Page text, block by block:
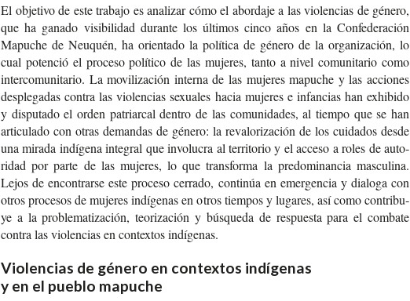
El obje­ti­vo de este tra­ba­jo es ana­li­zar cómo el abor­da­je a las vio­len­cias de géne­ro,
que ha gana­do visi­bi­li­dad duran­te los últi­mos cinco años en la Con­fe­de­ra­ción
Mapu­che de Neu­quén, ha orien­ta­do la polí­ti­ca de géne­ro de la orga­ni­za­ción, lo
cual poten­ció el pro­ce­so polí­ti­co de las muje­res, tanto a nivel comu­ni­ta­rio como
inter­co­mu­ni­ta­rio. La movi­li­za­ción inter­na de las muje­res mapu­che y las accio­nes
des­ple­ga­das con­tra las vio­len­cias sexua­les hacia muje­res e infan­cias han exhi­bi­do
y dispu­tado el orden patriar­cal den­tro de las comu­ni­da­des, al tiem­po que se han
arti­cu­la­do con otras deman­das de géne­ro: la reva­lo­ri­za­ción de los cui­da­dos desde
una mira­da indí­ge­na inte­gral que invo­lu­cra al terri­to­rio y el acce­so a roles de auto­
ri­dad por parte de las muje­res, lo que trans­for­ma la pre­do­mi­nan­cia mas­cu­li­na.
Lejos de encon­trar­se este pro­ce­so cerra­do, con­ti­núa en emer­gen­cia y dia­lo­ga con
otros pro­ce­sos de muje­res indí­ge­nas en otros tiem­pos y luga­res, así como con­tri­bu­
ye a la pro­ble­ma­ti­za­ción, teo­ri­za­ción y bús­que­da de res­pues­ta para el com­ba­te
con­tra las vio­len­cias en con­tex­tos indígenas.
Violencias de género en contextos indígenas
y en el pueblo mapuche